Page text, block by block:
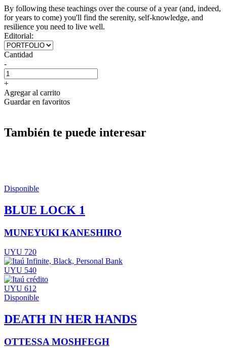
By following these teachings over the course of a year (and, indeed,
for years to come) you'll find the serenity, self-knowledge, and
resilience you need to live well.
Editorial:
Cantidad
-
+
Agregar al carrito
Guardar en favoritos
También te puede interesar
Disponible
BLUE LOCK 1
MUNEYUKI KANESHIRO
UYU 720
UYU 540
UYU 612
Disponible
DEATH IN HER HANDS
OTTESSA MOSHFEGH